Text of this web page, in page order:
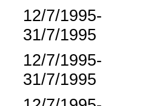
12/7/1995-
31/7/1995
12/7/1995-
31/7/1995